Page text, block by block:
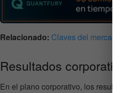
Relacionado: Claves del mercado
Resultados
En el plano corporativo, los